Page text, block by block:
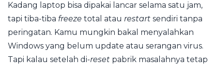
Kadang laptop bisa dipakai lancar selama satu jam,
tapi tiba-tiba freeze total atau restart sendiri tanpa
peringatan. Kamu mungkin bakal menyalahkan
Windows yang belum update atau serangan virus.
Tapi kalau setelah di-reset pabrik masalahnya tetap